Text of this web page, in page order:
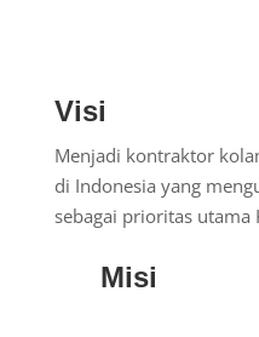
Visi
Menjadi kontraktor
di Indonesia yang
sebagai prioritas utama
Misi